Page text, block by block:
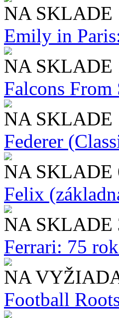
NA SKLADE
Emily in
NA SKLADE
Falcons From
NA SKLADE
Federer
NA SKLADE
Felix
NA SKLADE
Ferrari: 75
NA
Football